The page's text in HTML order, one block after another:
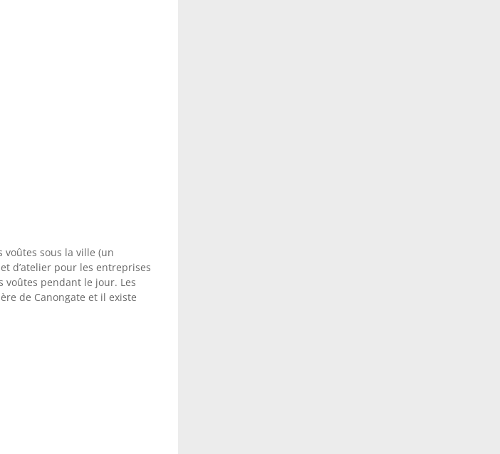
sous la ville (un
d’atelier pour les entreprises
voûtes pendant le jour. Les
de Canongate et il existe